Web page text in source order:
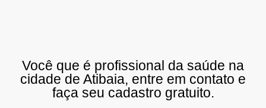
Você que é profissional da saúde na
cidade de Atibaia, entre em contato e
faça seu cadastro gratuito.